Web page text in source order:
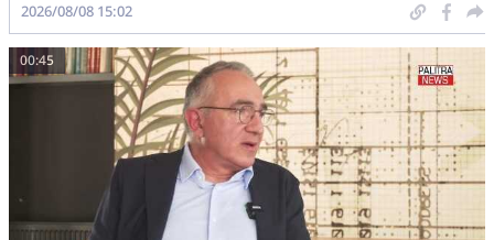
2026/08/08 15:02
00:45